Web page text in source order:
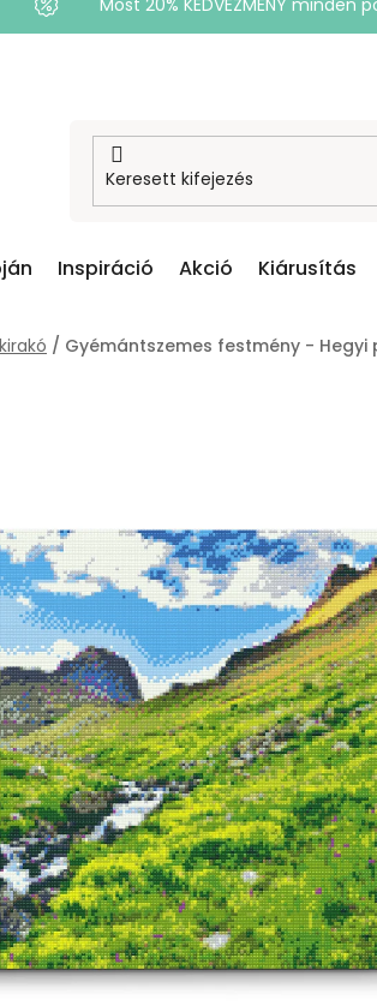
Most 20% KEDVEZMÉNY
Inspiráció Akció Kiárusítás
/ Gyémántszemes festmény - Hegyi